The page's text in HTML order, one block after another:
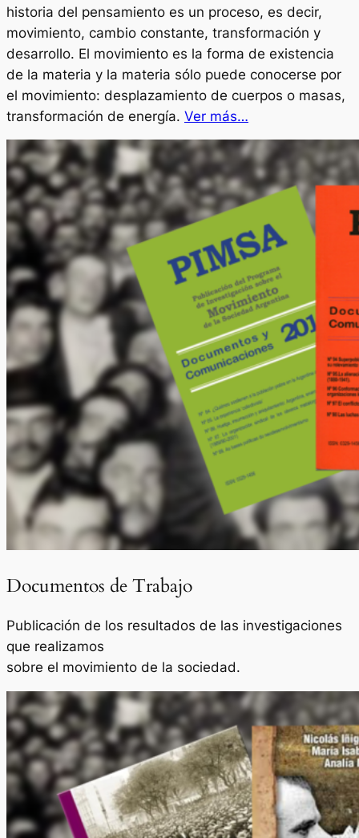
historia del pensamiento es un proceso, es decir,
movimiento, cambio constante, transformación y
desarrollo. El movimiento es la forma de existencia
de la materia y la materia sólo puede conocerse por
el movimiento: desplazamiento de cuerpos o masas,
transformación de energía. Ver más…
Documentos de Trabajo
Publicación de los resultados de las investigaciones
que realizamos
sobre el movimiento de la sociedad.